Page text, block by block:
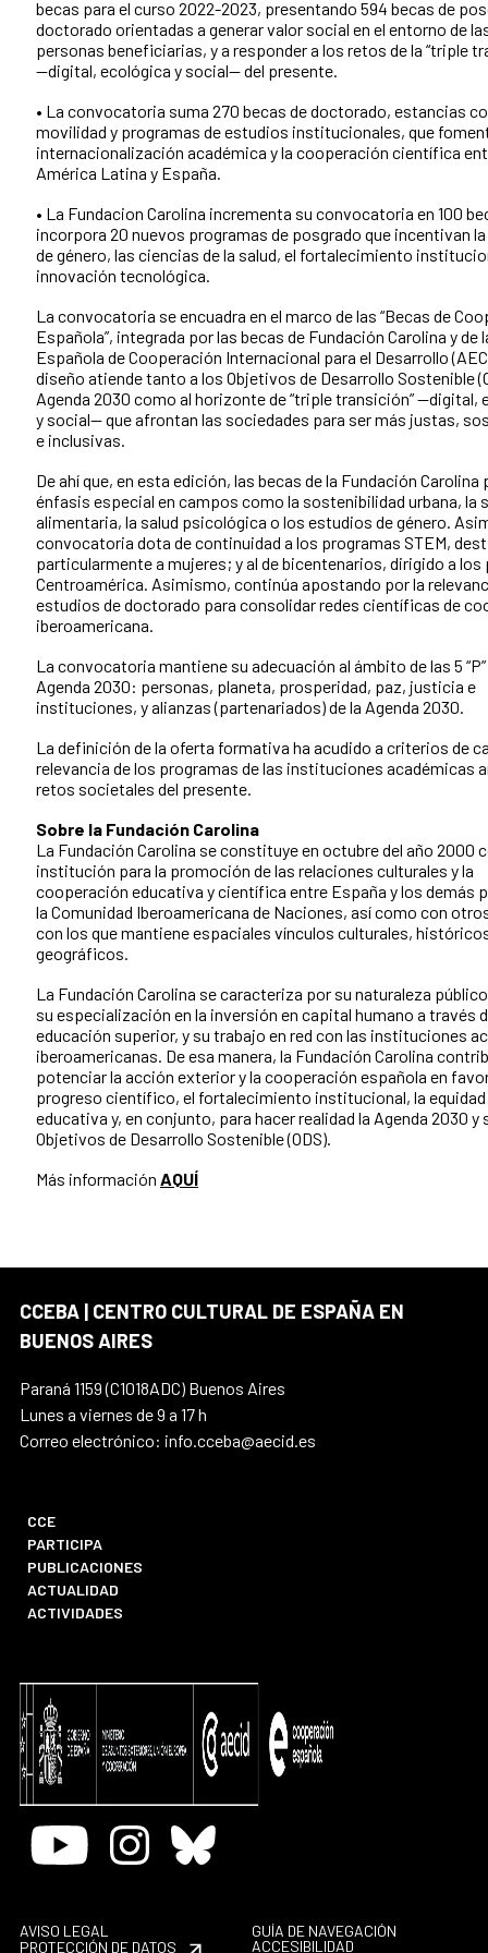
becas para el curso 2022-2023, presentando 594 becas de
doctorado orientadas a generar valor social en el entorno de
personas beneficiarias, y a responder a los retos de la “triple
—digital, ecológica y social— del presente.
• La convocatoria suma 270 becas de doctorado, estancias
movilidad y programas de estudios institucionales, que
internacionalización académica y la cooperación científica
América Latina y España.
• La Fundacion Carolina incrementa su convocatoria en 100
incorpora 20 nuevos programas de posgrado que incentivan
de género, las ciencias de la salud, el fortalecimiento
innovación tecnológica.
La convocatoria se encuadra en el marco de las “Becas de
Española”, integrada por las becas de Fundación Carolina y de
Española de Cooperación Internacional para el Desarrollo
diseño atiende tanto a los Objetivos de Desarrollo Sostenible
Agenda 2030 como al horizonte de “triple transición” —digital,
y social— que afrontan las sociedades para ser más justas,
e inclusivas.
De ahí que, en esta edición, las becas de la Fundación Carolina
énfasis especial en campos como la sostenibilidad urbana, la
alimentaria, la salud psicológica o los estudios de género.
convocatoria dota de continuidad a los programas STEM,
particularmente a mujeres; y al de bicentenarios, dirigido a los
Centroamérica. Asimismo, continúa apostando por la
estudios de doctorado para consolidar redes científicas de
iberoamericana.
La convocatoria mantiene su adecuación al ámbito de las 5 “P”
Agenda 2030: personas, planeta, prosperidad, paz, justicia e
instituciones, y alianzas (partenariados) de la Agenda 2030.
La definición de la oferta formativa ha acudido a criterios de
relevancia de los programas de las instituciones académicas
retos societales del presente.
Sobre la Fundación Carolina
La Fundación Carolina se constituye en octubre del año 2000
institución para la promoción de las relaciones culturales y la
cooperación educativa y científica entre España y los demás
la Comunidad Iberoamericana de Naciones, así como con
con los que mantiene espaciales vínculos culturales,
geográficos.
La Fundación Carolina se caracteriza por su naturaleza
su especialización en la inversión en capital humano a través
educación superior, y su trabajo en red con las instituciones
iberoamericanas. De esa manera, la Fundación Carolina
potenciar la acción exterior y la cooperación española en
progreso científico, el fortalecimiento institucional, la
educativa y, en conjunto, para hacer realidad la Agenda 2030 y
Objetivos de Desarrollo Sostenible (ODS).
Más información AQUÍ
CCEBA | CENTRO CULTURAL DE ESPAÑA EN
BUENOS AIRES
Paraná 1159 (C1018ADC) Buenos Aires
Lunes a viernes de 9 a 17 h
Correo electrónico: info.cceba@aecid.es
CCE
PARTICIPA
PUBLICACIONES
ACTUALIDAD
ACTIVIDADES
Youtube InstagramBluesky
AVISO LEGAL
PROTECCIÓN DE DATOS
GUÍA DE NAVEGACIÓN
ACCESIBILIDAD